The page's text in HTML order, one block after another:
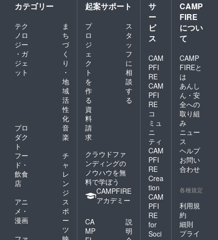
カテゴリー
テク
ノロ
ジー
・ガ
ジェ
ット
ま
ち
づ
く
り
・
地
域
活
性
化
プロ
ダク
ト
音
楽
フー
ド・
飲食
店
チ
ャ
レ
ン
ジ
アニ
メ・
漫画
ス
ポ
ー
ツ
起案サポート
プ
ロ
ジ
ェ
ク
ト
を
作
る
ス
タ
ッ
フ
に
相
談
す
る
資
料
請
求
クラウドファ
ンディングの
ノウハウを無
料で学ぼう
CAMPFIRE
アカデミー
CA
MP
説
明
サ
ー
ビ
ス
CAM
PFI
RE
CAM
PFI
RE
コ
ミュ
ニ
ティ
CAM
PFI
RE
Crea
tion
CAM
PFI
RE
for
Soci
CAMP
FIRE
につい
て
CAMP
FIREと
は
あんし
ん・安
全への
取り組
み
ニュー
ス
ヘルプ
お問い
合わせ
各種規定
利用規
約
細則
プライ